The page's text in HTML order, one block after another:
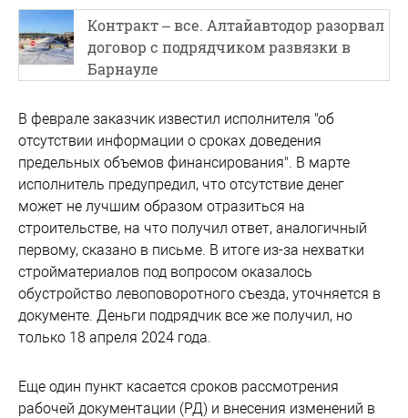
Контракт – все. Алтайавтодор разорвал
договор с подрядчиком развязки в
Барнауле
В феврале заказчик известил исполнителя "об
отсутствии информации о сроках доведения
предельных объемов финансирования". В марте
исполнитель предупредил, что отсутствие денег
может не лучшим образом отразиться на
строительстве, на что получил ответ, аналогичный
первому, сказано в письме. В итоге из-за нехватки
стройматериалов под вопросом оказалось
обустройство левоповоротного съезда, уточняется в
документе. Деньги подрядчик все же получил, но
только 18 апреля 2024 года.
Еще один пункт касается сроков рассмотрения
рабочей документации (РД) и внесения изменений в